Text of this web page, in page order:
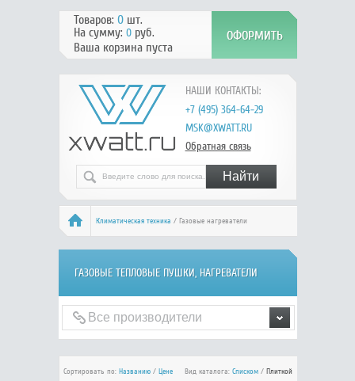
НАШИ КОНТАКТЫ:
+7 (495) 364-64-29
MSK@XWATT.RU
Обратная связь
Товаров: 0шт.
На сумму: 0руб.
Ваша корзина пуста
Климатическая техника / Газовые нагреватели
ГАЗОВЫЕ ТЕПЛОВЫЕ ПУШКИ, НАГРЕВАТЕЛИ
Сортировать по: Названию/ Цене Вид каталога: Списком/ Плиткой